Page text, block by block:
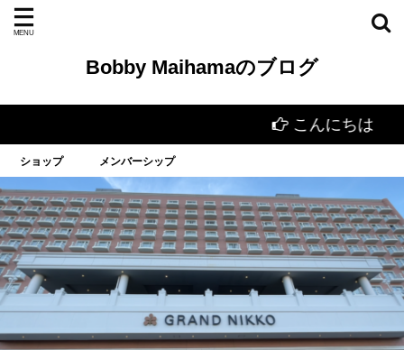
Bobby Maihamaのブログ
こんにちは
ショップ メンバーシップ